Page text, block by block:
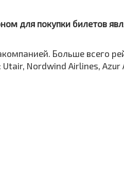
для покупки билетов
Больше всего
Nordwind Airlines, Azur